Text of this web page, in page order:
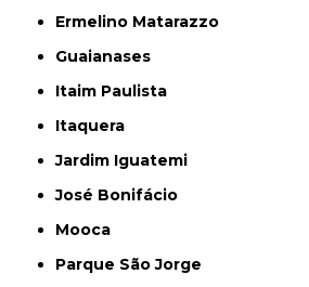
Ermelino Matarazzo
Guaianases
Itaim Paulista
Itaquera
Jardim Iguatemi
José Bonifácio
Mooca
Parque São Jorge